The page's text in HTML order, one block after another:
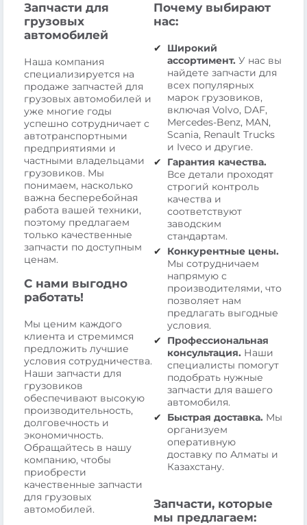
Запчасти для
грузовых
автомобилей
Наша компания
специализируется на
продаже запчастей для
грузовых автомобилей и
уже многие годы
успешно сотрудничает с
автотранспортными
предприятиями и
частными владельцами
грузовиков. Мы
понимаем, насколько
важна бесперебойная
работа вашей техники,
поэтому предлагаем
только качественные
запчасти по доступным
ценам.
С нами выгодно
работать!
Мы ценим каждого
клиента и стремимся
предложить лучшие
условия сотрудничества.
Наши запчасти для
грузовиков
обеспечивают высокую
производительность,
долговечность и
экономичность.
Обращайтесь в нашу
компанию, чтобы
приобрести
качественные запчасти
для грузовых
автомобилей.
Почему выбирают
нас:
Широкий
ассортимент. У нас вы
найдете запчасти для
всех популярных
марок грузовиков,
включая Volvo, DAF,
Mercedes-Benz, MAN,
Scania, Renault Trucks
и Iveco и другие.
Гарантия качества.
Все детали проходят
строгий контроль
качества и
соответствуют
заводским
стандартам.
Конкурентные цены.
Мы сотрудничаем
напрямую с
производителями, что
позволяет нам
предлагать выгодные
условия.
Профессиональная
консультация. Наши
специалисты помогут
подобрать нужные
запчасти для вашего
автомобиля.
Быстрая доставка. Мы
организуем
оперативную
доставку по Алматы и
Казахстану.
Запчасти, которые
мы предлагаем: